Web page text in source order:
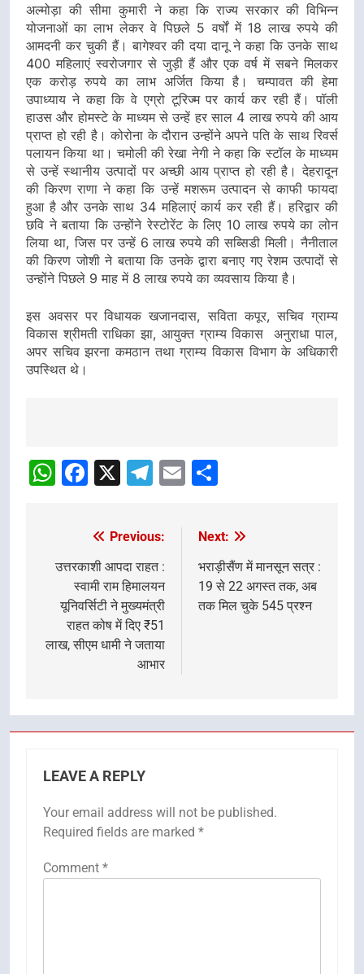
अल्मोड़ा की सीमा कुमारी ने कहा कि राज्य सरकार की विभिन्न
योजनाओं का लाभ लेकर वे पिछले 5 वर्षों में 18 लाख रुपये की
आमदनी कर चुकी हैं। बागेश्वर की दया दानू ने कहा कि उनके साथ
400 महिलाएं स्वरोजगार से जुड़ी हैं और एक वर्ष में सबने मिलकर
एक करोड़ रुपये का लाभ अर्जित किया है। चम्पावत की हेमा
उपाध्याय ने कहा कि वे एग्रो टूरिज्म पर कार्य कर रही हैं। पॉली
हाउस और होमस्टे के माध्यम से उन्हें हर साल 4 लाख रुपये की आय
प्राप्त हो रही है। कोरोना के दौरान उन्होंने अपने पति के साथ रिवर्स
पलायन किया था। चमोली की रेखा नेगी ने कहा कि स्टॉल के माध्यम
से उन्हें स्थानीय उत्पादों पर अच्छी आय प्राप्त हो रही है। देहरादून
की किरण राणा ने कहा कि उन्हें मशरूम उत्पादन से काफी फायदा
हुआ है और उनके साथ 34 महिलाएं कार्य कर रही हैं। हरिद्वार की
छवि ने बताया कि उन्होंने रेस्टोरेंट के लिए 10 लाख रुपये का लोन
लिया था, जिस पर उन्हें 6 लाख रुपये की सब्सिडी मिली। नैनीताल
की किरण जोशी ने बताया कि उनके द्वारा बनाए गए रेशम उत्पादों से
उन्होंने पिछले 9 माह में 8 लाख रुपये का व्यवसाय किया है।
इस अवसर पर विधायक खजानदास, सविता कपूर, सचिव ग्राम्य
विकास श्रीमती राधिका झा, आयुक्त ग्राम्य विकास अनुराधा पाल,
अपर सचिव झरना कमठान तथा ग्राम्य विकास विभाग के अधिकारी
उपस्थित थे।
Navigation
WhatsApp
Facebook
X Telegram
Email
navigation
Previous:
उत्तरकाशी आपदा राहत :
स्वामी राम हिमालयन
यूनिवर्सिटी ने मुख्यमंत्री
राहत कोष में दिए ₹51
लाख, सीएम धामी ने जताया
आभार
Next:
भराड़ीसैंण में मानसून सत्र :
19 से 22 अगस्त तक, अब
तक मिल चुके 545 प्रश्न
LEAVE A REPLY
Your email address will not be published.
Required fields are marked *
Comment *